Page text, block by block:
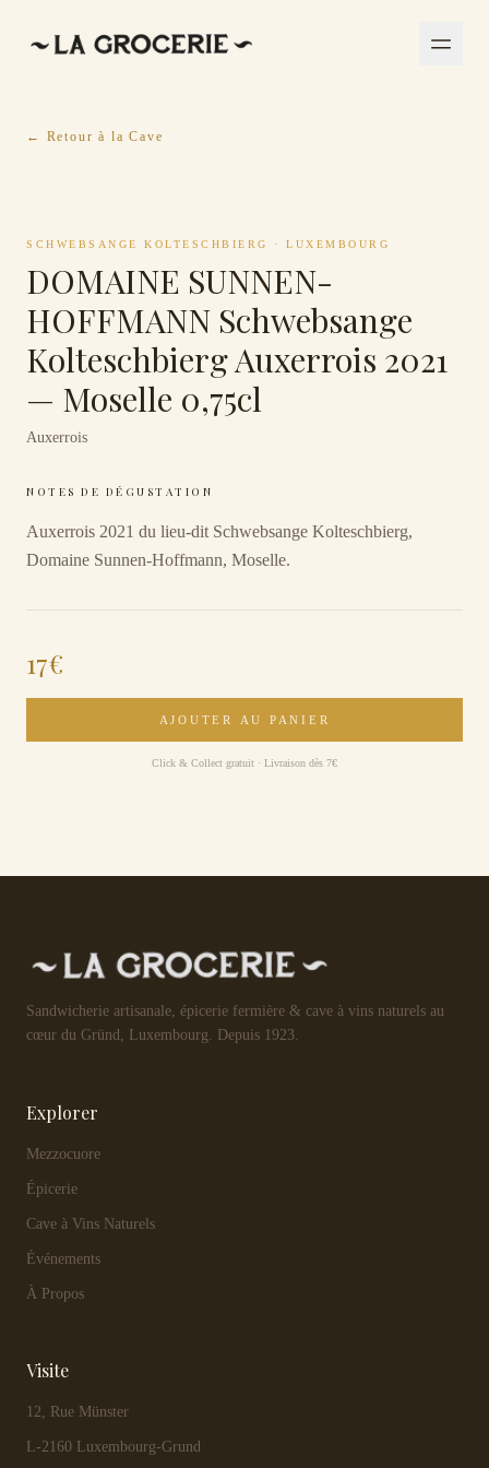
← Retour à la Cave
SCHWEBSANGE KOLTESCHBIERG · LUXEMBOURG
DOMAINE SUNNEN-
HOFFMANN Schwebsange
Kolteschbierg Auxerrois 2021
— Moselle 0,75cl
Auxerrois
NOTES DE DÉGUSTATION
Auxerrois 2021 du lieu-dit Schwebsange Kolteschbierg,
Domaine Sunnen-Hoffmann, Moselle.
17€
AJOUTER AU PANIER
Click & Collect gratuit · Livraison dès 7€
Sandwicherie artisanale, épicerie fermière & cave à vins naturels au
cœur du Gründ, Luxembourg. Depuis 1923.
Explorer
Mezzocuore
Épicerie
Cave à Vins Naturels
Événements
À Propos
Visite
12, Rue Münster
L-2160 Luxembourg-Grund